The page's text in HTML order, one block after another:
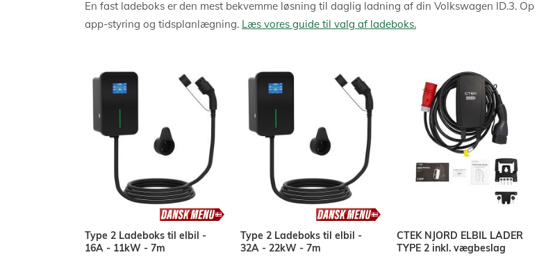
En fast ladeboks er den mest bekvemme løsning til daglig ladning af din Volkswagen ID.3.
app-styring og tidsplanlægning. Læs vores guide til valg af ladeboks.
Type 2 Ladeboks til elbil -
16A - 11kW - 7m
Type 2 Ladeboks til elbil -
32A - 22kW - 7m
CTEK NJORD ELBIL LADER
TYPE 2 inkl. vægbeslag